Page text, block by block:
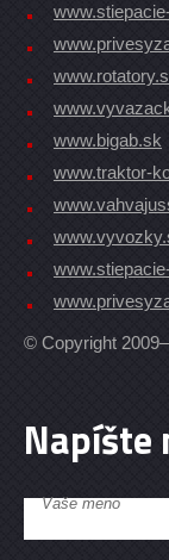
www.bigab.sk
www.traktor-
© Copyright
Napíšte
Vaše meno